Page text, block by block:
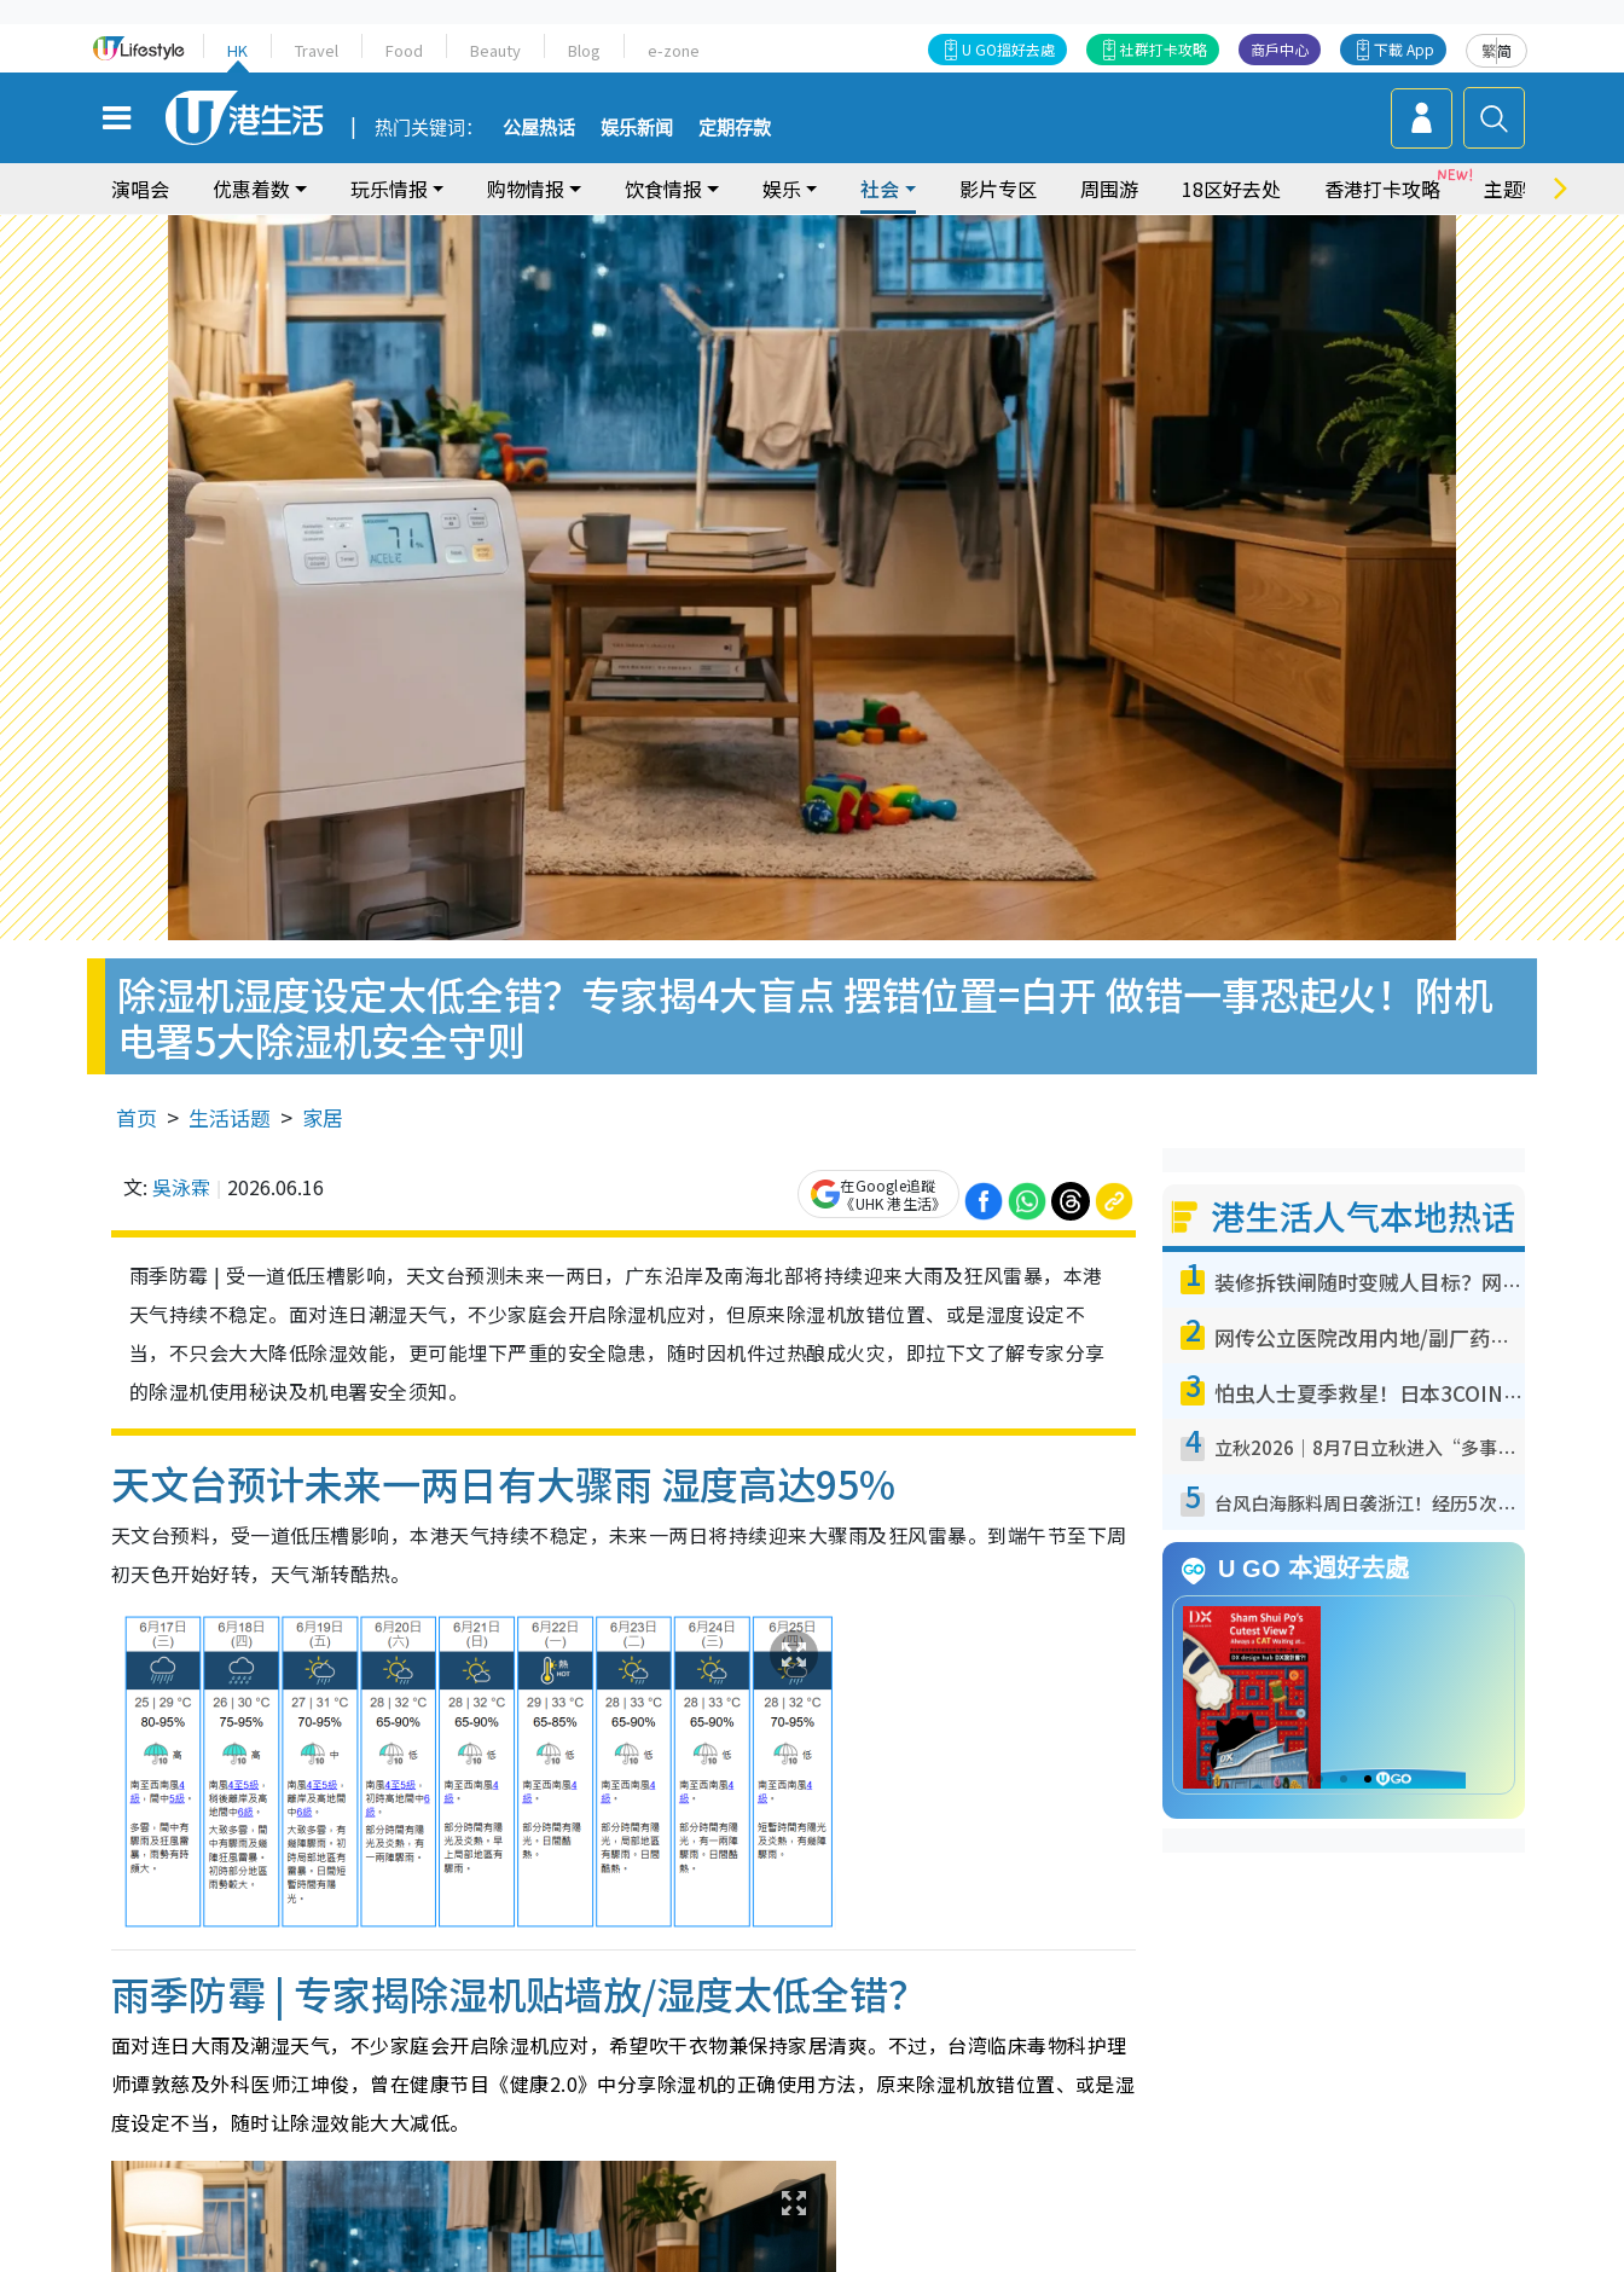
HK Travel Food Beauty Blog e-zone 繁简
下載 App
商戶中心
社群打卡攻略
U GO搵好去處
热门关键词： 公屋热话 娱乐新闻 定期存款
演唱会 优惠着数 玩乐情报 购物情报 饮食情报 娱乐 社会 影片专区 周围游 18区好去处 香港打卡攻略 主题特集
除湿机湿度设定太低全错？专家揭4大盲点 摆错位置=白开 做错一事恐起火！附机
电署5大除湿机安全守则
首页 生活话题 家居
文: 吳泳霖 2026.06.16
在Google追蹤
《UHK 港生活》
雨季防霉 | 受一道低压槽影响，天文台预测未来一两日，广东沿岸及南海北部将持续迎来大雨及狂风雷暴，本港
天气持续不稳定。面对连日潮湿天气，不少家庭会开启除湿机应对，但原来除湿机放错位置、或是湿度设定不
当，不只会大大降低除湿效能，更可能埋下严重的安全隐患，随时因机件过热酿成火灾，即拉下文了解专家分享
的除湿机使用秘诀及机电署安全须知。
天文台预计未来一两日有大骤雨 湿度高达95%
天文台预料，受一道低压槽影响，本港天气持续不稳定，未来一两日将持续迎来大骤雨及狂风雷暴。到端午节至下周
初天色开始好转，天气渐转酷热。
雨季防霉 | 专家揭除湿机贴墙放/湿度太低全错？
面对连日大雨及潮湿天气，不少家庭会开启除湿机应对，希望吹干衣物兼保持家居清爽。不过，台湾临床毒物科护理
师谭敦慈及外科医师江坤俊，曾在健康节目《健康2.0》中分享除湿机的正确使用方法，原来除湿机放错位置、或是湿
度设定不当，随时让除湿效能大大减低。
港生活人气本地热话
1 装修拆铁闸随时变贼人目标？网友揭2大关键用途：装新款等于白装？附新旧铁闸分别
2 网传公立医院改用内地/副厂药？医生拆解正副厂分别，揭4类人换药随时出事
3 怕虫人士夏季救星！日本3COINS爆红驱虫神器$45起 1招“全程免触碰”轻松搞定小强
4 立秋2026｜8月7日立秋进入“多事之秋” 3件事不可做！专家教6招开运 清杂物／钱包纳气接好运
5 台风白海豚料周日袭浙江！经历5次“眼壁置换”极罕见 成登陆内地最长途台风
U GO 本週好去處